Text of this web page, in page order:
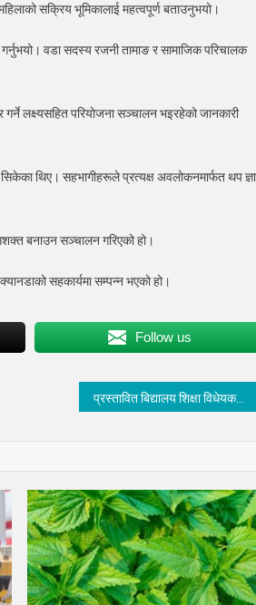
सक्रिय भूमिकालाई महत्वपूर्ण बताउनुभयो।
गर्नुभयो। वडा सदस्य रजनी तामाङ र सामाजिक परिचालक
लक्ष्यसहित परियोजना सञ्चालन भइरहेको जानकारी
थिए। सहभागीहरूले प्रत्यक्ष अवलोकनमार्फत थप
बनाउन सञ्चालन गरिएको हो।
सहकार्यमा सम्पन्न भएको हो।
Follow us
प्रस्तावित बिद्यालय शिक्षा विधेयकमा प्याव्सनकाे ५ असहमति